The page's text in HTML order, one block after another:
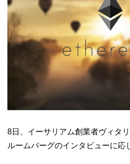
8日、イーサリアム創業者ヴィタ
ルームバーグのインタビューに応